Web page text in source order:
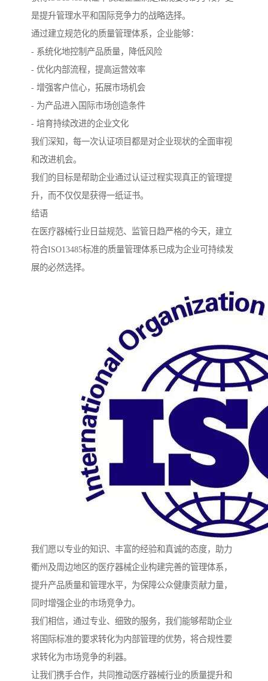
是提升管理水平和国际竞争力的战略选择。
通过建立规范化的质量管理体系，企业能够：
- 系统化地控制产品质量，降低风险
- 优化内部流程，提高运营效率
- 增强客户信心，拓展市场机会
- 为产品进入国际市场创造条件
- 培育持续改进的企业文化
我们深知，每一次认证项目都是对企业现状的全面审视
和改进机会。
我们的目标是帮助企业通过认证过程实现真正的管理提
升，而不仅仅是获得一纸证书。
结语
在医疗器械行业日益规范、监管日趋严格的今天，建立
符合ISO13485标准的质量管理体系已成为企业可持续发
展的必然选择。
我们愿以专业的知识、丰富的经验和真诚的态度，助力
衢州及周边地区的医疗器械企业构建完善的管理体系，
提升产品质量和管理水平，为保障公众健康贡献力量，
同时增强企业的市场竞争力。
我们相信，通过专业、细致的服务，我们能够帮助企业
将国际标准的要求转化为内部管理的优势，将合规性要
求转化为市场竞争的利器。
让我们携手合作，共同推动医疗器械行业的质量提升和